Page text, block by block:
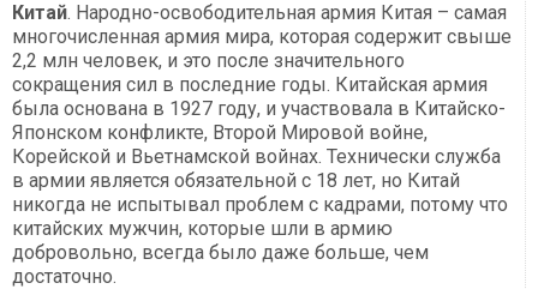
Китай. Народно-освободительная армия Китая – самая
многочисленная армия мира, которая содержит свыше
2,2 млн человек, и это после значительного
сокращения сил в последние годы. Китайская армия
была основана в 1927 году, и участвовала в Китайско-
Японском конфликте, Второй Мировой войне,
Корейской и Вьетнамской войнах. Технически служба
в армии является обязательной с 18 лет, но Китай
никогда не испытывал проблем с кадрами, потому что
китайских мужчин, которые шли в армию
добровольно, всегда было даже больше, чем
достаточно.